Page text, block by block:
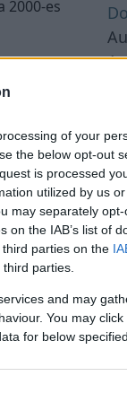
of your
the below opt-out
is processed
utilized by us
may separately
the IAB’s list of
parties on the
parties.
and may
You may
for below
2000-es